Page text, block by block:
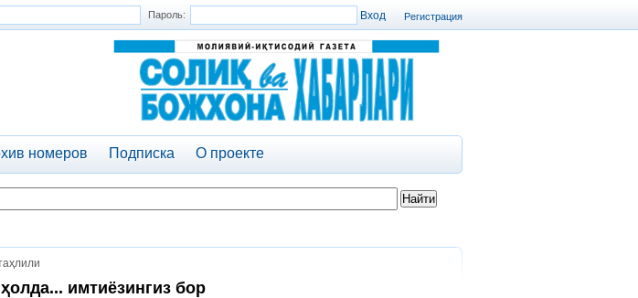
Регистрация
Пароль:
номеров Подписка О проекте
имтиёзингиз бор